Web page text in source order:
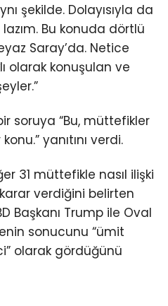
şekilde. Dolayısıyla da
Bu konuda dörtlü
Saray’da. Netice
olarak konuşulan ve
soruya “Bu, müttefikler
yanıtını verdi.
31 müttefikle nasıl ilişki
verdiğini belirten
Başkanı Trump ile Oval
sonucunu “ümit
olarak gördüğünü